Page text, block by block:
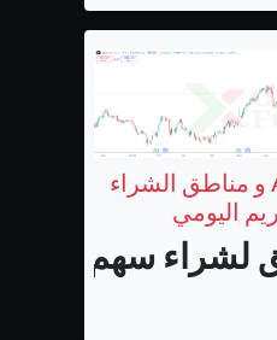
تحليل سهم Apple و مناطق الشراء
اليومي
لشراء سهم شركة